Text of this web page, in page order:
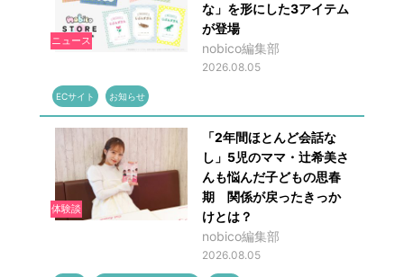
ニュース
な」を形にした3アイテム
が登場
nobico編集部
2026.08.05
ECサイト お知らせ
体験談
「2年間ほとんど会話な
し」5児のママ・辻希美さ
んも悩んだ子どもの思春
期 関係が戻ったきっか
けとは？
nobico編集部
2026.08.05